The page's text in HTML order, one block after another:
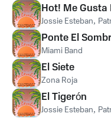
Hot! Me Gusta
Jossie Esteban,
Ponte El
Miami Band
El Siete
Zona Roja
El Tigerón
Jossie Esteban,